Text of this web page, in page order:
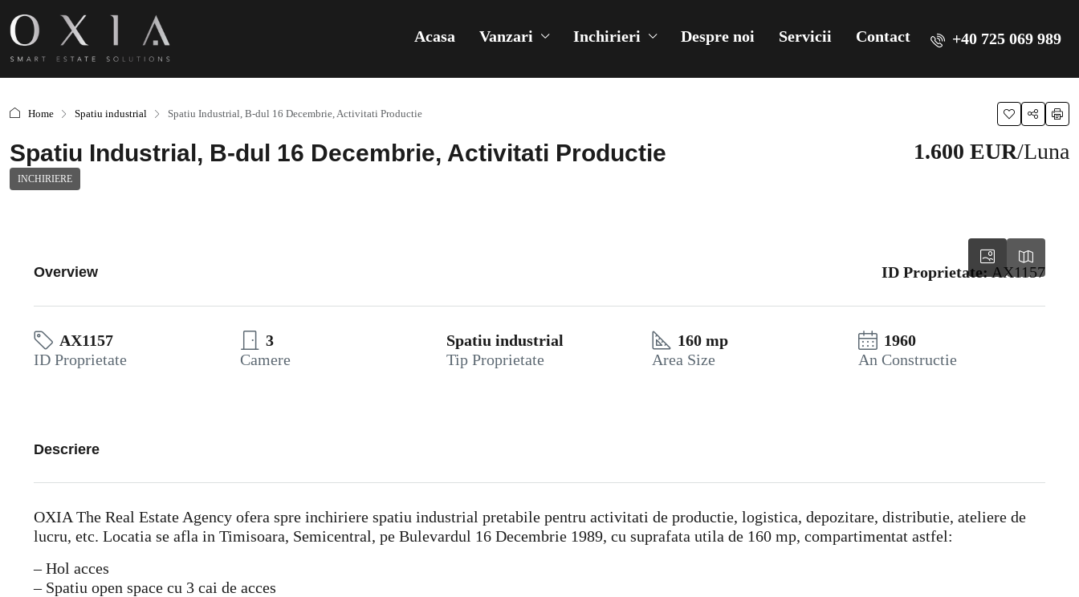
Acasa Vanzari Inchirieri Despre noi Servicii Contact +40 725 069 989
Home Spatiu industrial Spatiu Industrial, B-dul 16 Decembrie, Activitati Productie
Spatiu Industrial, B-dul 16 Decembrie, Activitati Productie
INCHIRIERE
1.600 EUR/Luna
Overview ID Proprietate: AX1157
AX1157
ID Proprietate
3
Camere
Spatiu industrial
Tip Proprietate
160 mp
Area Size
1960
An Constructie
Descriere
OXIA The Real Estate Agency ofera spre inchiriere spatiu industrial pretabile pentru activitati de productie, logistica, depozitare, distributie, ateliere de
lucru, etc. Locatia se afla in Timisoara, Semicentral, pe Bulevardul 16 Decembrie 1989, cu suprafata utila de 160 mp, compartimentat astfel:
– Hol acces
– Spatiu open space cu 3 cai de acces